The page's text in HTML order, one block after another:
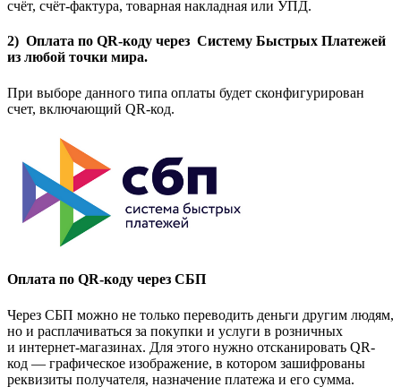
счёт, счёт-фактура, товарная накладная или УПД.
2) Оплата по QR-коду через Систему Быстрых Платежей
из любой точки мира.
При выборе данного типа оплаты будет сконфигурирован
счет, включающий QR-код.
Оплата по QR-коду через СБП
Через СБП можно не только переводить деньги другим людям,
но и расплачиваться за покупки и услуги в розничных
и интернет-магазинах. Для этого нужно отсканировать QR-
код — графическое изображение, в котором зашифрованы
реквизиты получателя, назначение платежа и его сумма.